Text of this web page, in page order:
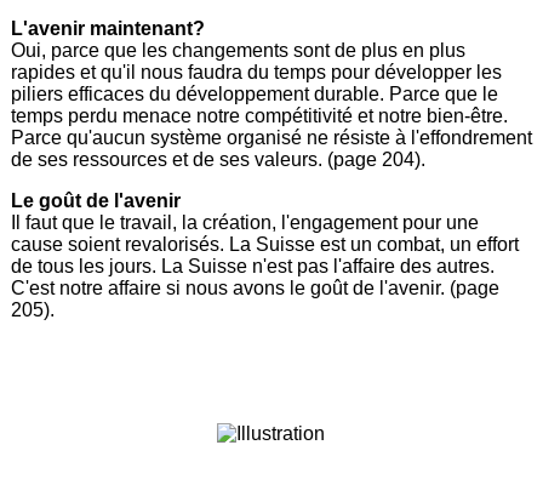
L'avenir maintenant?
Oui, parce que les changements sont de plus en plus
rapides et qu'il nous faudra du temps pour développer les
piliers efficaces du développement durable. Parce que le
temps perdu menace notre compétitivité et notre bien-être.
Parce qu'aucun système organisé ne résiste à l'effondrement
de ses ressources et de ses valeurs. (page 204).
Le goût de l'avenir
Il faut que le travail, la création, l'engagement pour une
cause soient revalorisés. La Suisse est un combat, un effort
de tous les jours. La Suisse n'est pas l'affaire des autres.
C'est notre affaire si nous avons le goût de l'avenir. (page
205).